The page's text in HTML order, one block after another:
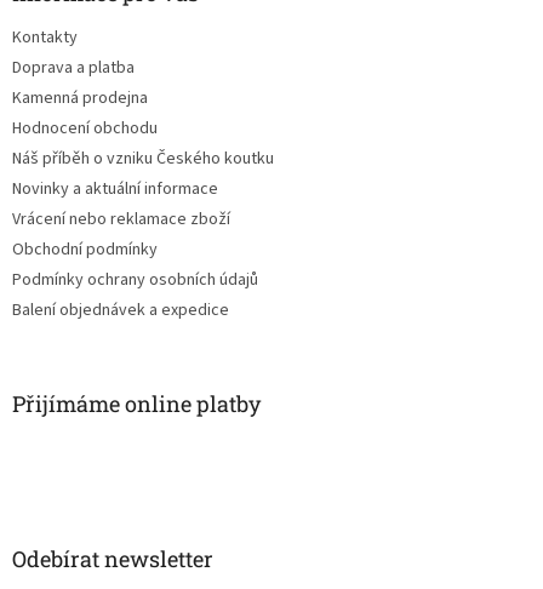
Kontakty
Doprava a platba
Kamenná prodejna
Hodnocení obchodu
Náš příběh o vzniku Českého koutku
Novinky a aktuální informace
Vrácení nebo reklamace zboží
Obchodní podmínky
Podmínky ochrany osobních údajů
Balení objednávek a expedice
Přijímáme online platby
Odebírat newsletter